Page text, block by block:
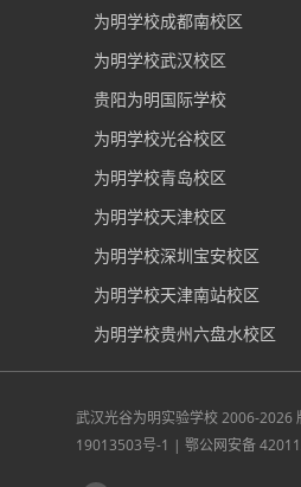
为明学校成都南校区
为明学校武汉校区
贵阳为明国际学校
为明学校光谷校区
为明学校青岛校区
为明学校天津校区
为明学校深圳宝安校区
为明学校天津南站校区
为明学校贵州六盘水校区
武汉光谷为明实验学校2006-2026
19013503号-1 | 鄂公网安备